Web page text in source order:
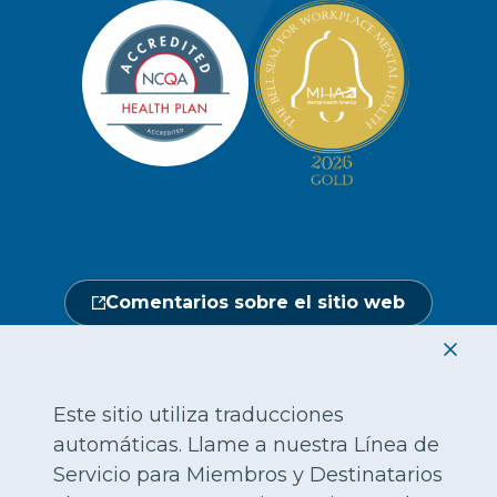
Línea de atención a socios y
beneficiarios
Abierto de lunes a sábado, de 7.00 a
18.00 h.
24 horas al día, 7 días a la semana
Redacción
Ubicaciones
Calendario de actos
Portal de miembros
Hágase un chequeo médico
Central de proveedores
Política de privacidad de los miembros
Política de privacidad del sitio web
No discriminación
Comentarios sobre el sitio web
|
العربية|Русский | Tagalo| ગુજરાતી |Mon-Khmer
|
Este sitio utiliza traducciones
automáticas. Llame a nuestra Línea de
Servicio para Miembros y Destinatarios